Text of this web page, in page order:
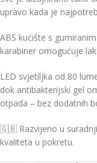
upravo kada je
ABS kućište s
karabiner omogućuje
LED svjetiljka od 80
dok antibakterijski gel
otpada – bez dodatnih
🇬🇧 Razvijeno u
kvaliteta u pokretu.